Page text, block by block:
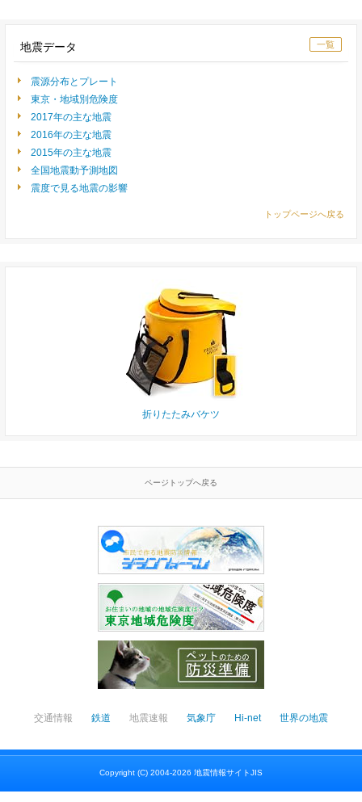
一覧
地震データ
震源分布とプレート
東京・地域別危険度
2017年の主な地震
2016年の主な地震
2015年の主な地震
全国地震動予測地図
震度で見る地震の影響
トップページへ戻る
折りたたみバケツ
ページトップへ戻る
交通情報 鉄道 地震速報 気象庁 Hi-net 世界の地震
Copyright (C) 2004-2026 地震情報サイトJIS